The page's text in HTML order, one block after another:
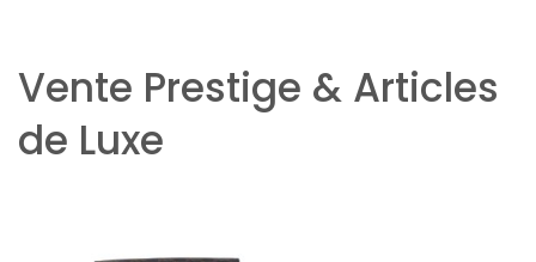
Vente Prestige & Articles
de Luxe